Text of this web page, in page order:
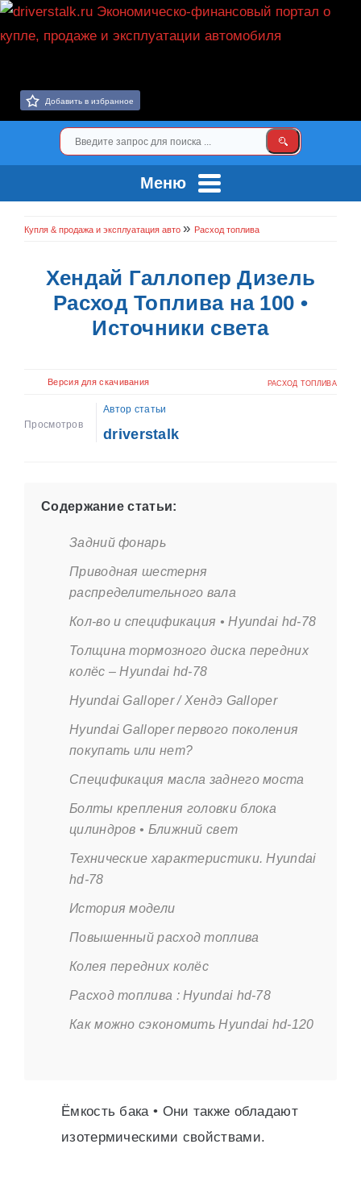
Добавить в избранное
Меню
Купля & продажа и эксплуатация авто » Расход топлива
Хендай Галлопер Дизель
Расход Топлива на 100 •
Источники света
Версия для скачивания РАСХОД ТОПЛИВА
Просмотров
Автор статьи
driverstalk
Содержание статьи:
Задний фонарь
Приводная шестерня
распределительного вала
Кол-во и спецификация • Hyundai hd-78
Толщина тормозного диска передних
колёс – Hyundai hd-78
Hyundai Galloper / Хендэ Galloper
Hyundai Galloper первого поколения
покупать или нет?
Спецификация масла заднего моста
Болты крепления головки блока
цилиндров • Ближний свет
Технические характеристики. Hyundai
hd-78
История модели
Повышенный расход топлива
Колея передних колёс
Расход топлива : Hyundai hd-78
Как можно сэкономить Hyundai hd-120
Ёмкость бака • Они также обладают
изотермическими свойствами.